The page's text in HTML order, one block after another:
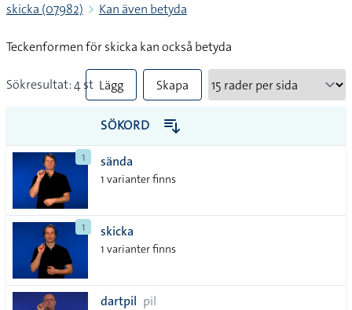
skicka (07982) Kan även betyda
Teckenformen för skicka kan också betyda
Sökresultat: 4 st Lägg
till
alla i
lista
Skapa
PDF
SÖKORD
1 sända
1 varianter finns
1 skicka
1 varianter finns
dartpil pil